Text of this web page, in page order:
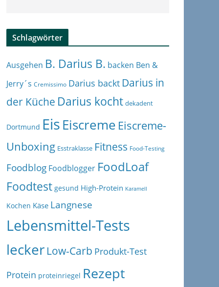
Schlagwörter
Ausgehen B. Darius B. backen Ben &
Jerry´s Cremissimo Darius backt Darius in
der Küche Darius kocht dekadent
Dortmund EisEiscreme Eiscreme-
Unboxing Esstraklasse Fitness Food-Testing
Foodblog Foodblogger FoodLoaf
Foodtest gesund High-Protein Karamell
Kochen Käse Langnese
Lebensmittel-Tests
lecker Low-Carb Produkt-Test
Protein proteinriegel Rezept